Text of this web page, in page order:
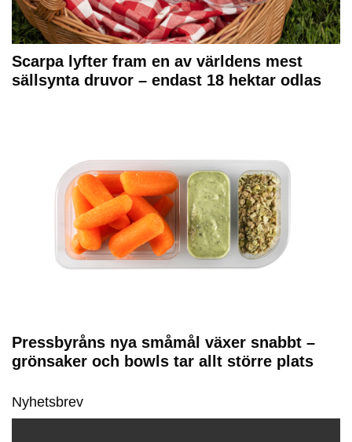
Scarpa lyfter fram en av världens mest
sällsynta druvor – endast 18 hektar odlas
Pressbyråns nya småmål växer snabbt –
grönsaker och bowls tar allt större plats
Nyhetsbrev